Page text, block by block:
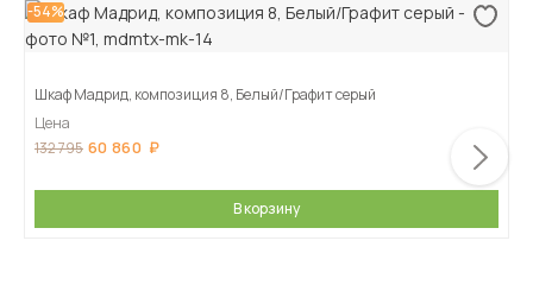
-54%
Шкаф Мадрид, композиция 8, Белый/Графит серый
Цена
132 795 60 860
В корзину